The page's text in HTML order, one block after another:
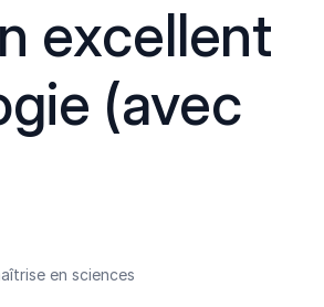
excellent
(avec
en sciences